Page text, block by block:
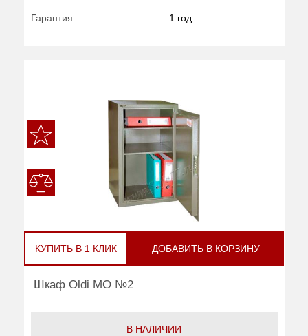
Гарантия: 1 год
КУПИТЬ В 1 КЛИК ДОБАВИТЬ В КОРЗИНУ
Шкаф Oldi МО №2
В НАЛИЧИИ